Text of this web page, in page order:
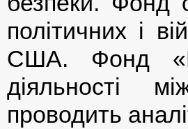
політичних і
США. Фонд
діяльності
проводить